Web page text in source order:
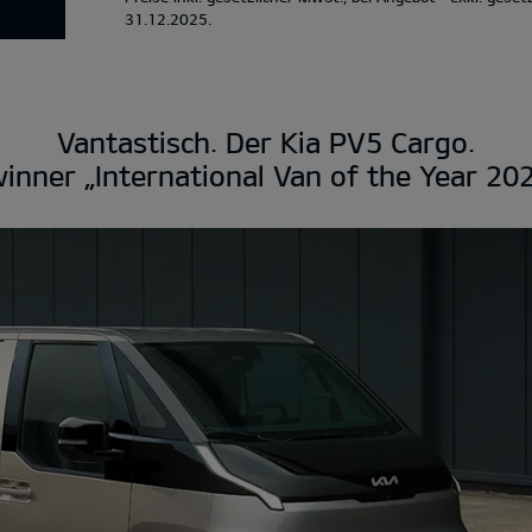
31.12.2025.
Vantastisch. Der Kia PV5 Cargo.
„International Van of the Year